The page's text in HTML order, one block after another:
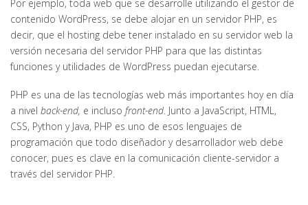
Por ejemplo, toda web que se desarrolle utilizando el gestor de
contenido WordPress, se debe alojar en un servidor PHP, es
decir, que el hosting debe tener instalado en su servidor web la
versión necesaria del servidor PHP para que las distintas
funciones y utilidades de WordPress puedan ejecutarse.
PHP es una de las tecnologías web más importantes hoy en día
a nivel back-end, e incluso front-end. Junto a JavaScript, HTML,
CSS, Python y Java, PHP es uno de esos lenguajes de
programación que todo diseñador y desarrollador web debe
conocer, pues es clave en la comunicación cliente-servidor a
través del servidor PHP.